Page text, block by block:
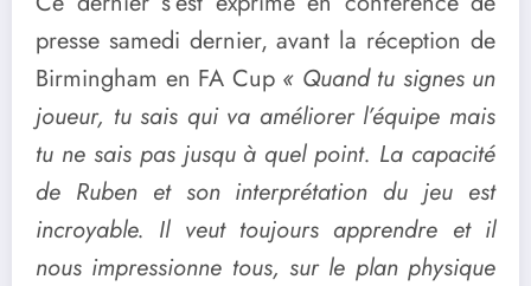
presse samedi dernier, avant la réception de
Birmingham en FA Cup « Quand tu signes un
joueur, tu sais qui va améliorer l’équipe mais
tu ne sais pas jusqu à quel point. La capacité
de Ruben et son interprétation du jeu est
incroyable. Il veut toujours apprendre et il
nous impressionne tous, sur le plan physique